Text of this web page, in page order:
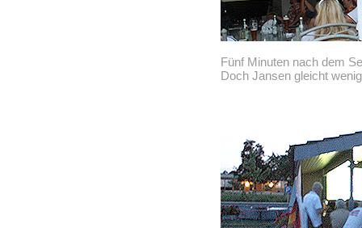
Fünf Minuten nach dem
Doch Jansen gleicht